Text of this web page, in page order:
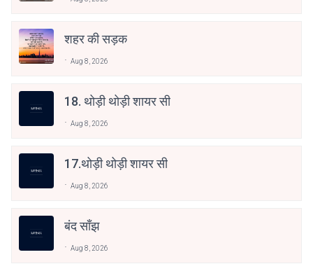
शहर की सड़क
Aug 8, 2026
18. थोड़ी थोड़ी शायर सी
Aug 8, 2026
17.थोड़ी थोड़ी शायर सी
Aug 8, 2026
बंद साँझ
Aug 8, 2026